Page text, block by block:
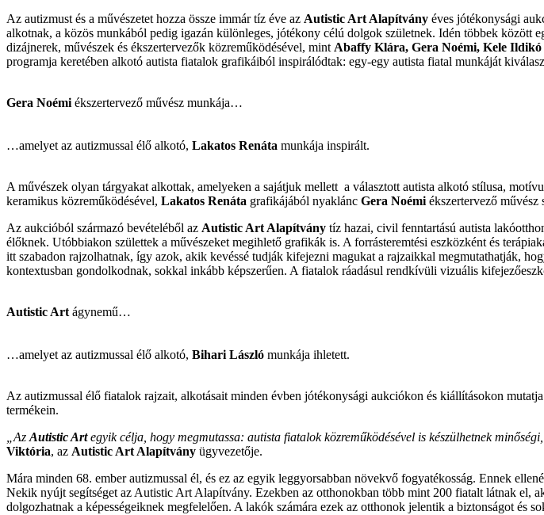
Az autizmust és a művészetet hozza össze immár tíz éve az Autistic Art Alapítvány éves jótékonysági
alkotnak, a közös munkából pedig igazán különleges, jótékony célú dolgok születnek. Idén többek között
dizájnerek, művészek és ékszertervezők közreműködésével, mintAbaffy Klára, Gera Noémi, Kele Ildikó
programja keretében alkotó autista fiatalok grafikáiból inspirálódtak: egy-egy autista fiatal munkáját
Gera Noémiékszertervező művész munkája…
…amelyet az autizmussal élő alkotó, Lakatos Renáta munkája inspirált.
A művészek olyan tárgyakat alkottak, amelyeken a sajátjuk mellett a választott autista alkotó stílusa,
keramikus közreműködésével, Lakatos Renáta grafikájából nyaklánc Gera Noémiékszertervező művész
Az aukcióból származó bevételéből az Autistic Art Alapítvány tíz hazai, civil fenntartású autista
élőknek. Utóbbiakon születtek a művészeket megihlető grafikák is. A forrásteremtési eszközként és
itt szabadon rajzolhatnak, így azok, akik kevéssé tudják kifejezni magukat a rajzaikkal megmutathatják,
kontextusban gondolkodnak, sokkal inkább képszerűen. A fiatalok ráadásul rendkívüli vizuális
Autistic Artágynemű…
…amelyet az autizmussal élő alkotó, Bihari László munkája ihletett.
Az autizmussal élő fiatalok rajzait, alkotásait minden évben jótékonysági aukciókon és kiállításokon
termékein.
„AzAutistic Artegyik célja, hogy megmutassa: autista fiatalok közreműködésével is készülhetnek
Viktória, az Autistic Art Alapítvány ügyvezetője.
Mára minden 68. ember autizmussal él, és ez az egyik leggyorsabban növekvő fogyatékosság. Ennek
Nekik nyújt segítséget az Autistic Art Alapítvány. Ezekben az otthonokban több mint 200 fiatalt látnak el,
dolgozhatnak a képességeiknek megfelelően. A lakók számára ezek az otthonok jelentik a biztonságot és